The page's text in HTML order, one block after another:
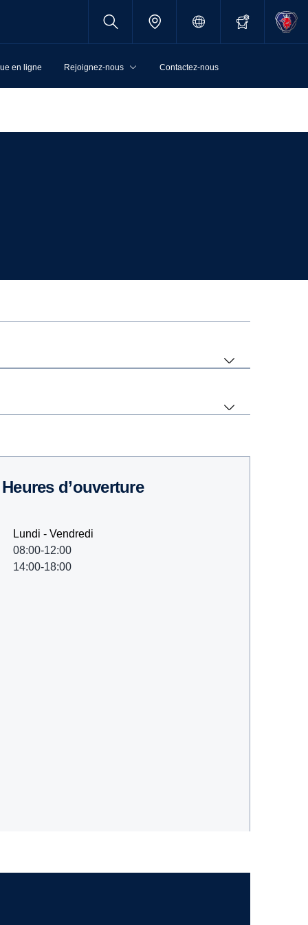
en ligne Rejoignez-nous Contactez-nous
Heures d’ouverture
Lundi - Vendredi
08:00-12:00
14:00-18:00